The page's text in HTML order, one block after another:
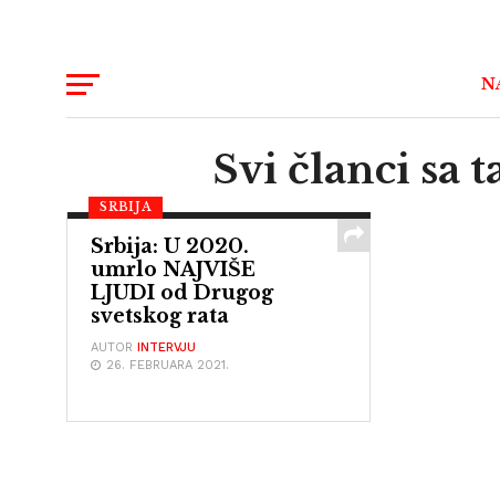
Svi članci sa
SRBIJA
Srbija: U 2020.
umrlo NAJVIŠE
LJUDI od Drugog
svetskog rata
AUTOR INTERVJU
26. FEBRUARA 2021.